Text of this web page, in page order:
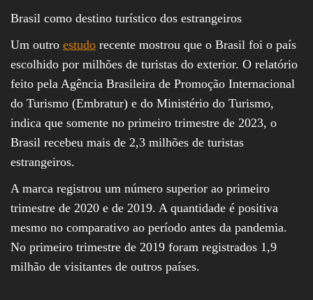
Brasil como destino turístico dos estrangeiros
Um outro estudo recente mostrou que o Brasil foi o país
escolhido por milhões de turistas do exterior. O relatório
feito pela Agência Brasileira de Promoção Internacional
do Turismo (Embratur) e do Ministério do Turismo,
indica que somente no primeiro trimestre de 2023, o
Brasil recebeu mais de 2,3 milhões de turistas
estrangeiros.
A marca registrou um número superior ao primeiro
trimestre de 2020 e de 2019. A quantidade é positiva
mesmo no comparativo ao período antes da pandemia.
No primeiro trimestre de 2019 foram registrados 1,9
milhão de visitantes de outros países.